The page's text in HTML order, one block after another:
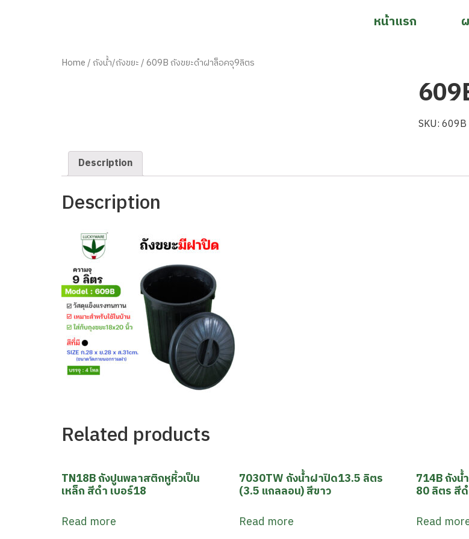
หน้าแรก
Home/ถังน้ำ/ถังขยะ/ 609B ถังขยะดำฝาล็อคจุ9ลิตร
SKU:609B
Description
Description
Related products
TN18B ถังปูนพลาสติกหูหิ้วเป็น
เหล็ก สีดำ เบอร์18
Read more
7030TW ถังน้ำฝาปิด13.5 ลิตร
(3.5 แกลลอน) สีขาว
Read more
714B ถังน้
80 ลิตร สี
Read